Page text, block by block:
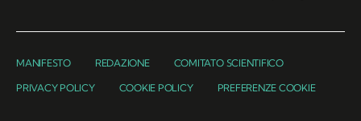
MANIFESTO REDAZIONE COMITATO SCIENTIFICO
PRIVACY POLICY COOKIE POLICY PREFERENZE COOKIE